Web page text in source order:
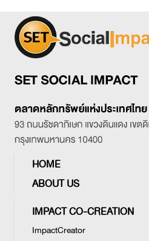
HOME
ABOUT US
IMPACT CO-CREATION
ImpactCreator